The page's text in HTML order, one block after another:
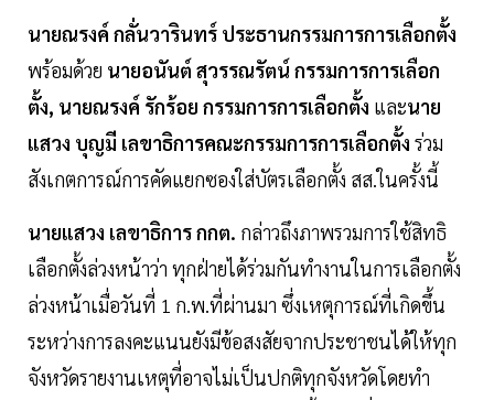
นายณรงค์ กลั่นวารินทร์ ประธานกรรมการการเลือกตั้ง
พร้อมด้วย นายอนันต์ สุวรรณรัตน์ กรรมการการเลือก
ตั้ง, นายณรงค์ รักร้อย กรรมการการเลือกตั้ง และนาย
แสวง บุญมี เลขาธิการคณะกรรมการการเลือกตั้ง ร่วม
สังเกตการณ์การคัดแยกซองใส่บัตรเลือกตั้ง สส.ในครั้งนี้
นายแสวง เลขาธิการ กกต. กล่าวถึงภาพรวมการใช้สิทธิ
เลือกตั้งล่วงหน้าว่า ทุกฝ่ายได้ร่วมกันทำงานในการเลือกตั้ง
ล่วงหน้าเมื่อวันที่ 1 ก.พ.ที่ผ่านมา ซึ่งเหตุการณ์ที่เกิดขึ้น
ระหว่างการลงคะแนนยังมีข้อสงสัยจากประชาชนได้ให้ทุก
จังหวัดรายงานเหตุที่อาจไม่เป็นปกติทุกจังหวัดโดยทำ